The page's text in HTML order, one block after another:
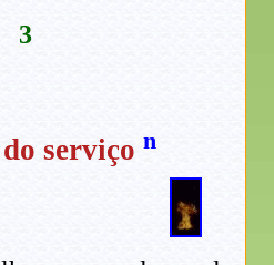
3
serviço n